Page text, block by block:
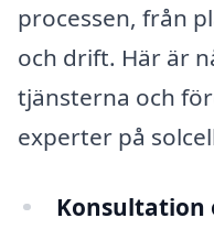
processen, från
och drift. Här är
tjänsterna och
experter på
Konsultation